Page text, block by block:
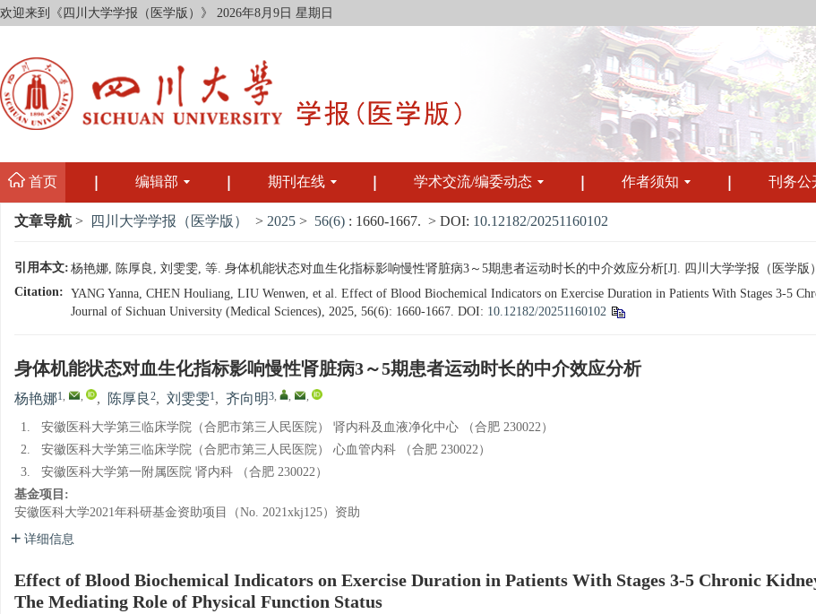
欢迎来到《四川大学学报（医学版）》 2026年8月9日 星期日
首页 编辑部 期刊在线 学术交流/编委动态 作者须知 刊务公
文章导航 > 四川大学学报（医学版） > 2025 > 56(6) : 1660-1667. > DOI: 10.12182/20251160102
引用本文:杨艳娜, 陈厚良, 刘雯雯, 等. 身体机能状态对血生化指标影响慢性肾脏病3～5期患者运动时长的中介效应分析[J]. 四川大学学报（医学版
Citation: YANG Yanna, CHEN Houliang, LIU Wenwen, et al. Effect of Blood Biochemical Indicators on Exercise Duration in Patients With Stages 3-5
Journal of Sichuan University (Medical Sciences), 2025, 56(6): 1660-1667. DOI: 10.12182/20251160102
身体机能状态对血生化指标影响慢性肾脏病3～5期患者运动时长的中介效应分析
杨艳娜1, , , 陈厚良2, 刘雯雯1, 齐向明3, , ,
1.
安徽医科大学第三临床学院（合肥市第三人民医院） 肾内科及血液净化中心 （合肥 230022）
2.
安徽医科大学第三临床学院（合肥市第三人民医院） 心血管内科 （合肥 230022）
3.
安徽医科大学第一附属医院 肾内科 （合肥 230022）
基金项目:
安徽医科大学2021年科研基金资助项目（No. 2021xkj125）资助
详细信息
Effect of Blood Biochemical Indicators on Exercise Duration in Patients With Stages 3-5 Chronic
The Mediating Role of Physical Function Status